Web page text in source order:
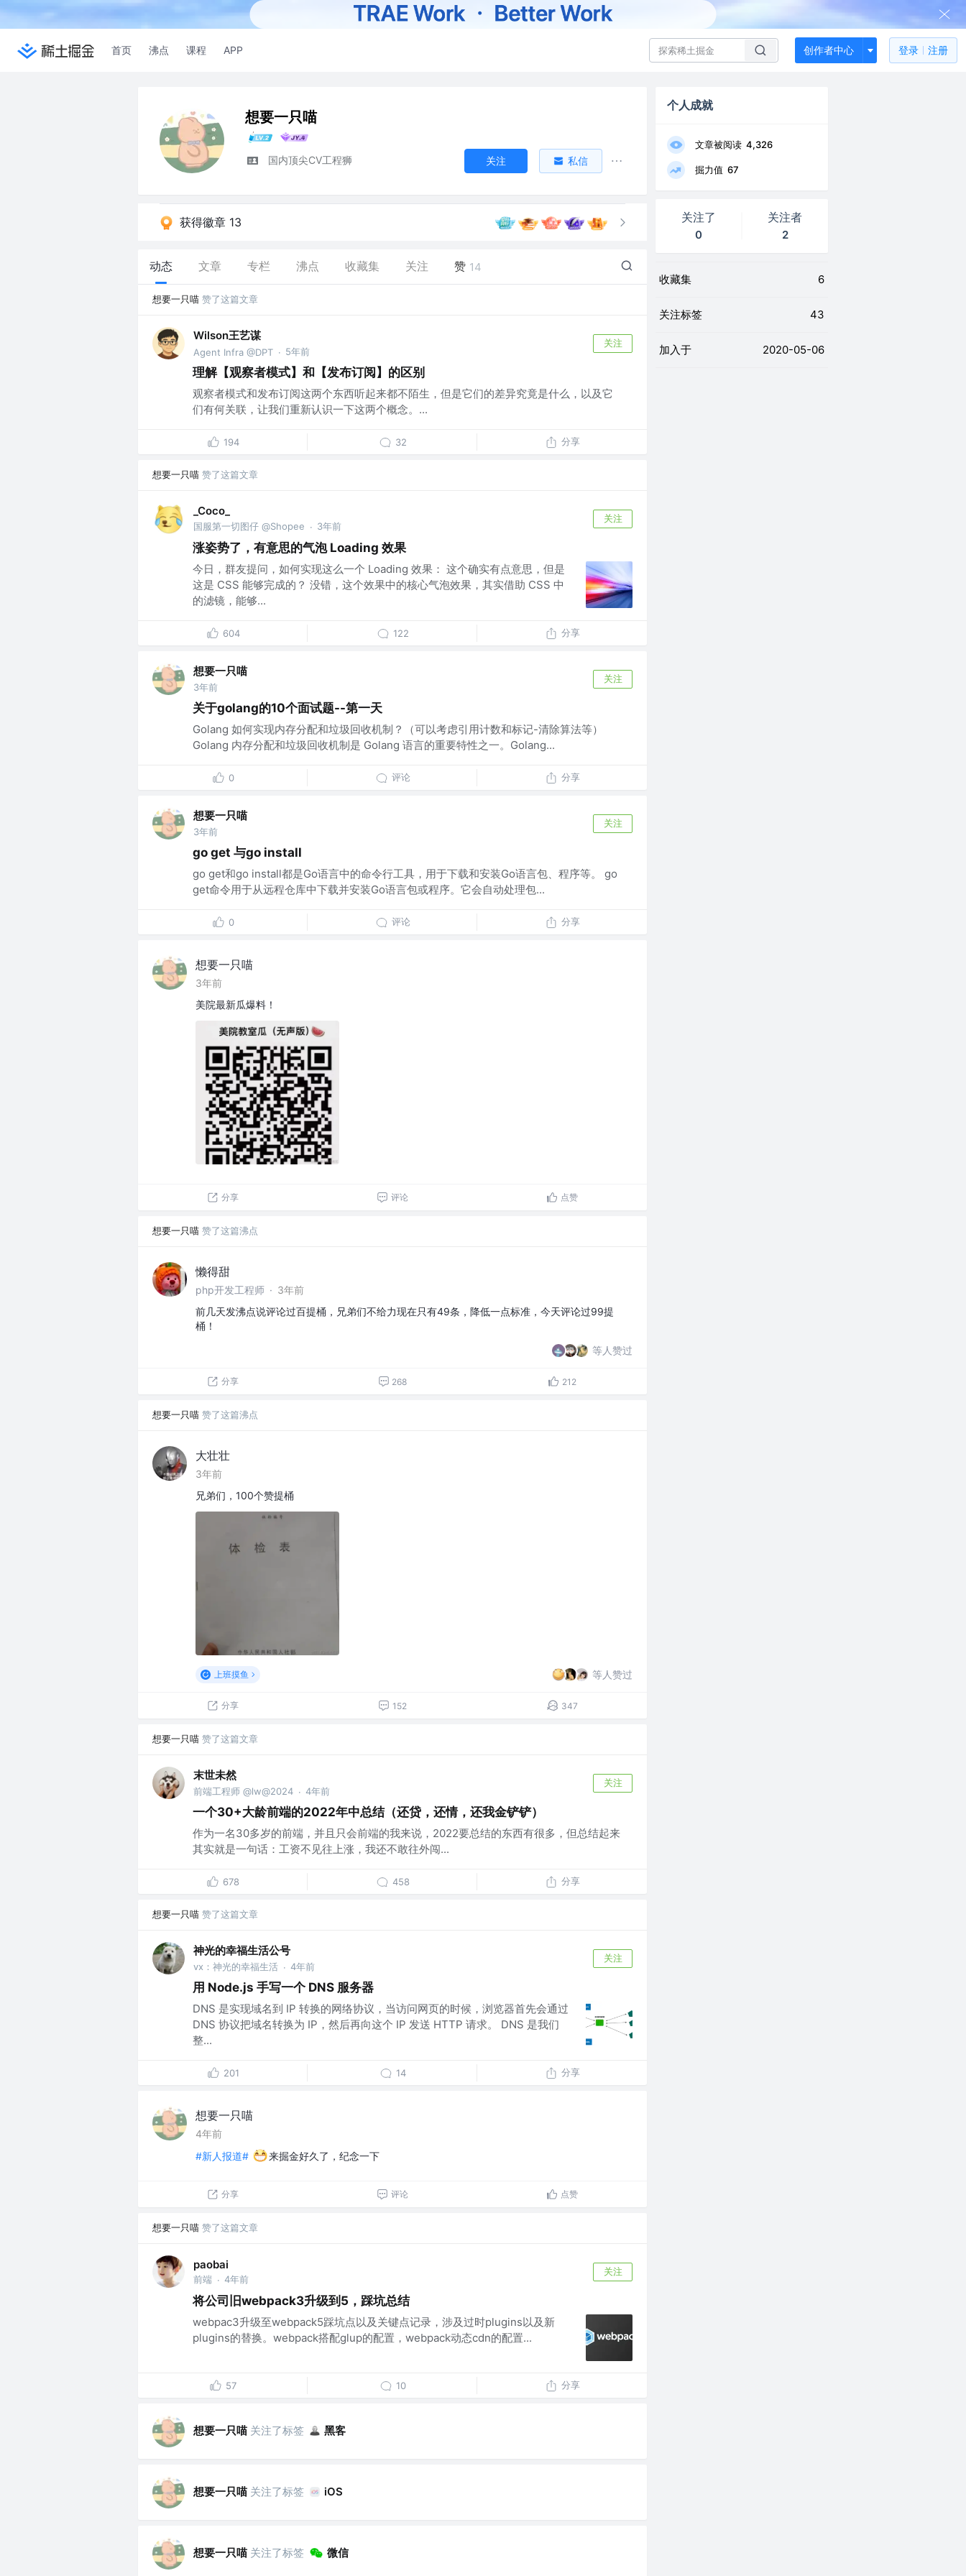
首页 沸点 课程 APP 创作者中心 登录 注册
想要一只喵
国内顶尖CV工程狮 关注 私信
获得徽章 13
动态 文章 专栏 沸点 收藏集 关注 赞 14
想要一只喵 赞了这篇文章
Wilson王艺谋
Agent Infra @DPT · 5年前
关注
理解【观察者模式】和【发布订阅】的区别
观察者模式和发布订阅这两个东西听起来都不陌生，但是它们的差异究竟是什么，以及它
们有何关联，让我们重新认识一下这两个概念。...
194 32 分享
想要一只喵 赞了这篇文章
_Coco_
国服第一切图仔 @Shopee · 3年前
关注
涨姿势了，有意思的气泡 Loading 效果
今日，群友提问，如何实现这么一个 Loading 效果： 这个确实有点意思，但是
这是 CSS 能够完成的？ 没错，这个效果中的核心气泡效果，其实借助 CSS 中
的滤镜，能够...
604 122 分享
想要一只喵
3年前
关注
关于golang的10个面试题--第一天
Golang 如何实现内存分配和垃圾回收机制？（可以考虑引用计数和标记-清除算法等）
Golang 内存分配和垃圾回收机制是 Golang 语言的重要特性之一。Golang...
0 评论 分享
想要一只喵
3年前
关注
go get 与go install
go get和go install都是Go语言中的命令行工具，用于下载和安装Go语言包、程序等。 go
get命令用于从远程仓库中下载并安装Go语言包或程序。它会自动处理包...
0 评论 分享
想要一只喵
3年前
美院最新瓜爆料！
分享 评论 点赞
想要一只喵 赞了这篇沸点
懒得甜
php开发工程师 · 3年前
前几天发沸点说评论过百提桶，兄弟们不给力现在只有49条，降低一点标准，今天评论过99提
桶！
等人赞过
分享 268 212
想要一只喵 赞了这篇沸点
大壮壮
3年前
兄弟们，100个赞提桶
上班摸鱼 等人赞过
分享 152 347
想要一只喵 赞了这篇文章
末世未然
前端工程师 @lw@2024 · 4年前
关注
一个30+大龄前端的2022年中总结（还贷，还情，还我金铲铲）
作为一名30多岁的前端，并且只会前端的我来说，2022要总结的东西有很多，但总结起来
其实就是一句话：工资不见往上涨，我还不敢往外闯...
678 458 分享
想要一只喵 赞了这篇文章
神光的幸福生活公号
vx：神光的幸福生活 · 4年前
关注
用 Node.js 手写一个 DNS 服务器
DNS 是实现域名到 IP 转换的网络协议，当访问网页的时候，浏览器首先会通过
DNS 协议把域名转换为 IP，然后再向这个 IP 发送 HTTP 请求。 DNS 是我们
整...
201 14 分享
想要一只喵
4年前
#新人报道#
来掘金好久了，纪念一下
分享 评论 点赞
想要一只喵 赞了这篇文章
paobai
前端 · 4年前
关注
将公司旧webpack3升级到5，踩坑总结
webpac3升级至webpack5踩坑点以及关键点记录，涉及过时plugins以及新
plugins的替换。webpack搭配glup的配置，webpack动态cdn的配置...
57 10 分享
想要一只喵 关注了标签 黑客
想要一只喵 关注了标签 iOS
想要一只喵 关注了标签 微信
个人成就
文章被阅读 4,326
掘力值 67
关注了
0
关注者
2
收藏集 6
关注标签 43
加入于 2020-05-06